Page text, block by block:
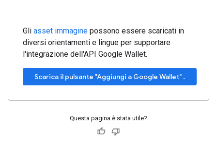
Gli asset immagine possono essere scaricati in
diversi orientamenti e lingue per supportare
l'integrazione dell'API Google Wallet.
Scarica il pulsante "Aggiungi a Google Wallet" .
Questa pagina è stata utile?